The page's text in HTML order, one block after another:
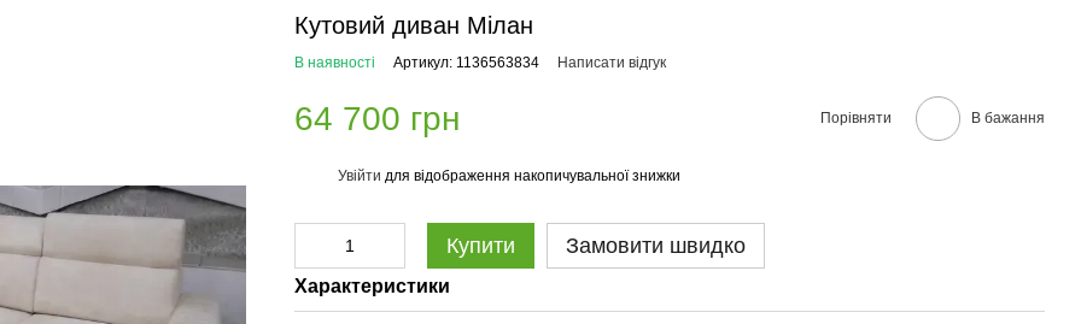
Кутовий диван Мілан
В наявності Артикул: 1136563834 Написати відгук
64 700 грн Порівняти В бажання
Увійти для відображення накопичувальної знижки
Купити Замовити швидко
Характеристики